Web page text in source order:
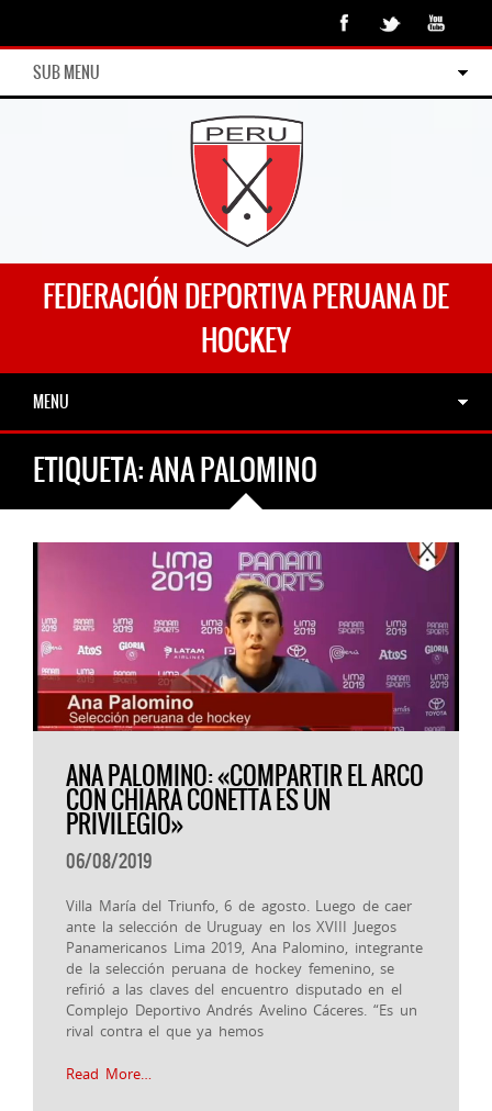
SUB MENU
FEDERACIÓN DEPORTIVA PERUANA DE
HOCKEY
MENU
ETIQUETA:ANA PALOMINO
ANA PALOMINO: «COMPARTIR EL ARCO
CON CHIARA CONETTA ES UN
PRIVILEGIO»
06/08/2019
Villa María del Triunfo, 6 de agosto. Luego de caer
ante la selección de Uruguay en los XVIII Juegos
Panamericanos Lima 2019, Ana Palomino, integrante
de la selección peruana de hockey femenino, se
refirió a las claves del encuentro disputado en el
Complejo Deportivo Andrés Avelino Cáceres. “Es un
rival contra el que ya hemos
Read More…